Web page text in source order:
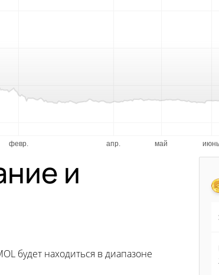
и
будет находиться в диапазоне